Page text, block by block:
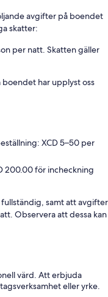
avgifter på boendet
skatter:
per natt. Skatten gäller
boendet har upplyst oss
XCD 5–50 per
200.00 för incheckning
samt att avgifter
Observera att dessa kan
värd. Att erbjuda
eller yrke.